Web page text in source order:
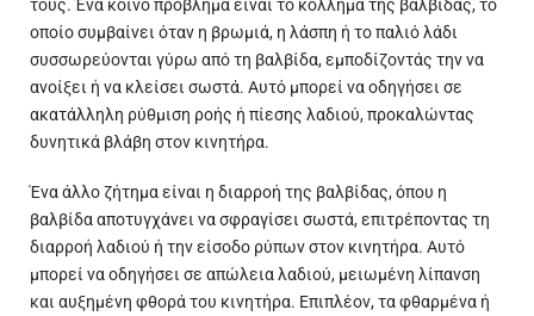
τους. Ένα κοινό πρόβλημα είναι το κόλλημα της βαλβίδας, το
οποίο συμβαίνει όταν η βρωμιά, η λάσπη ή το παλιό λάδι
συσσωρεύονται γύρω από τη βαλβίδα, εμποδίζοντάς την να
ανοίξει ή να κλείσει σωστά. Αυτό μπορεί να οδηγήσει σε
ακατάλληλη ρύθμιση ροής ή πίεσης λαδιού, προκαλώντας
δυνητικά βλάβη στον κινητήρα.
Ένα άλλο ζήτημα είναι η διαρροή της βαλβίδας, όπου η
βαλβίδα αποτυγχάνει να σφραγίσει σωστά, επιτρέποντας τη
διαρροή λαδιού ή την είσοδο ρύπων στον κινητήρα. Αυτό
μπορεί να οδηγήσει σε απώλεια λαδιού, μειωμένη λίπανση
και αυξημένη φθορά του κινητήρα. Επιπλέον, τα φθαρμένα ή